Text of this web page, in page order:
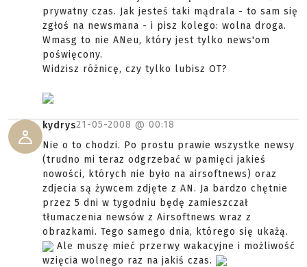
prywatny czas. Jak jesteś taki mądrala - to sam się
zgłoś na newsmana - i pisz kolego: wolna droga.
Wmasg to nie ANeu, który jest tylko news'om
poświęcony.
Widzisz różnicę, czy tylko lubisz OT?
kydrys21-05-2008 @ 00:18
Nie o to chodzi. Po prostu prawie wszystke newsy
(trudno mi teraz odgrzebać w pamięci jakieś
nowości, których nie było na airsoftnews) oraz
zdjecia są żywcem zdjęte z AN. Ja bardzo chętnie
przez 5 dni w tygodniu będę zamieszczał
tłumaczenia newsów z Airsoftnews wraz z
obrazkami. Tego samego dnia, którego się ukażą.
Ale muszę mieć przerwy wakacyjne i możliwość
wzięcia wolnego raz na jakiś czas.